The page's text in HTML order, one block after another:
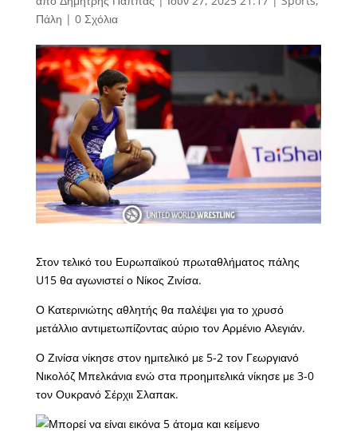
Πάλη | 0 Σχόλια
Στον τελικό του Ευρωπαϊκού πρωταθλήματος πάλης
U15 θα αγωνιστεί ο Νίκος Ζινίσα.
Ο Κατερινιώτης αθλητής θα παλέψει για το χρυσό
μετάλλιο αντιμετωπίζοντας αύριο τον Αρμένιο Αλεγιάν.
Ο Ζινίσα νίκησε στον ημιτελικό με 5-2 τον Γεωργιανό
Νικολόζ Μπελκάνια ενώ στα προημιτελικά νίκησε με 3-0
τον Ουκρανό Σέρχιι Σλαπακ.